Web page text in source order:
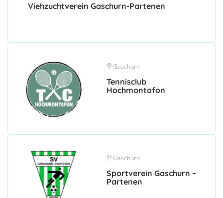
Viehzuchtverein Gaschurn-Partenen
Gaschurn
Tennisclub
Hochmontafon
Gaschurn
Sportverein Gaschurn –
Partenen